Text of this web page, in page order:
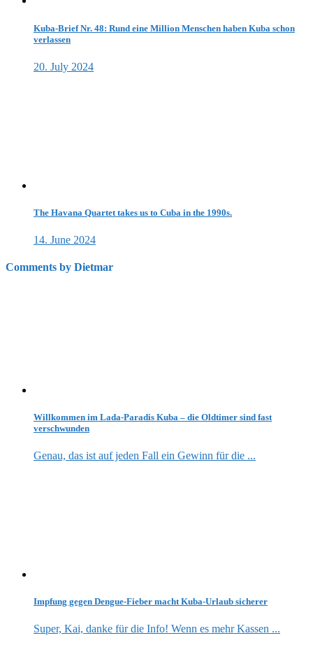
Kuba-Brief Nr. 48: Rund eine Million Menschen haben Kuba schon
verlassen
20. July 2024
The Havana Quartet takes us to Cuba in the 1990s.
14. June 2024
Comments by Dietmar
Willkommen im Lada-Paradis Kuba – die Oldtimer sind fast
verschwunden
Genau, das ist auf jeden Fall ein Gewinn für die ...
Impfung gegen Dengue-Fieber macht Kuba-Urlaub sicherer
Super, Kai, danke für die Info! Wenn es mehr Kassen ...